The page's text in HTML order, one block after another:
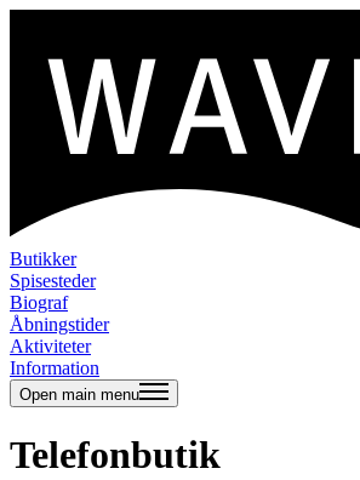
Butikker
Spisesteder
Biograf
Åbningstider
Aktiviteter
Information
Open main menu
Telefonbutik